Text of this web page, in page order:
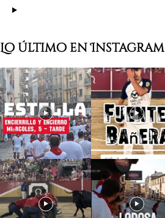
Lo último en Instagram